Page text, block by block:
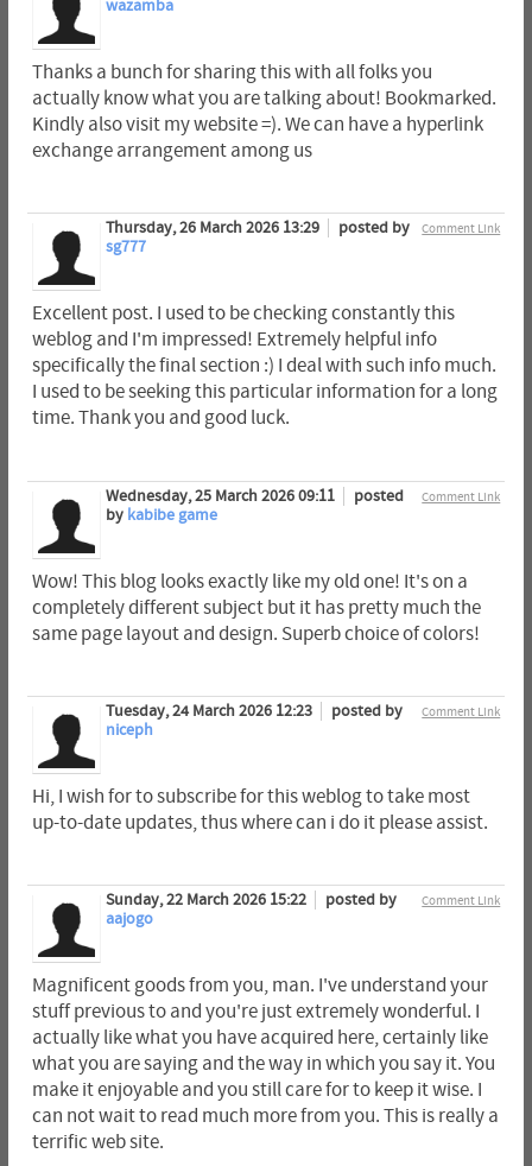
wazamba
Thanks a bunch for sharing this with all folks you
actually know what you are talking about! Bookmarked.
Kindly also visit my website =). We can have a hyperlink
exchange arrangement among us
Comment Link
Thursday, 26 March 2026 13:29
posted by
sg777
Excellent post. I used to be checking constantly this
weblog and I'm impressed! Extremely helpful info
specifically the final section :) I deal with such info much.
I used to be seeking this particular information for a long
time. Thank you and good luck.
Comment Link
Wednesday, 25 March 2026 09:11
posted
by kabibe game
Wow! This blog looks exactly like my old one! It's on a
completely different subject but it has pretty much the
same page layout and design. Superb choice of colors!
Comment Link
Tuesday, 24 March 2026 12:23
posted by
niceph
Hi, I wish for to subscribe for this weblog to take most
up-to-date updates, thus where can i do it please assist.
Comment Link
Sunday, 22 March 2026 15:22
posted by
aajogo
Magnificent goods from you, man. I've understand your
stuff previous to and you're just extremely wonderful. I
actually like what you have acquired here, certainly like
what you are saying and the way in which you say it. You
make it enjoyable and you still care for to keep it wise. I
can not wait to read much more from you. This is really a
terrific web site.